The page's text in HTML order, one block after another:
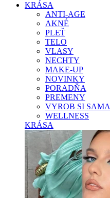
KRÁSA
ANTI-AGE
AKNÉ
PLEŤ
TELO
VLASY
NECHTY
MAKE-UP
NOVINKY
PORADŇA
PREMENY
VYROB SI SAMA
WELLNESS
KRÁSA